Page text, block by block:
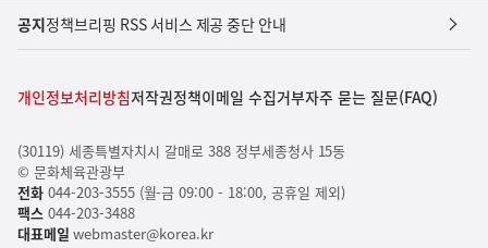
공지정책브리핑 RSS 서비스 제공 중단 안내
개인정보처리방침저작권정책이메일 수집거부자주 묻는 질문(FAQ)
(30119) 세종특별자치시 갈매로 388 정부세종청사 15동
© 문화체육관광부
전화044-203-3555 (월-금 09:00 - 18:00, 공휴일 제외)
팩스044-203-3488
대표메일 webmaster@korea.kr